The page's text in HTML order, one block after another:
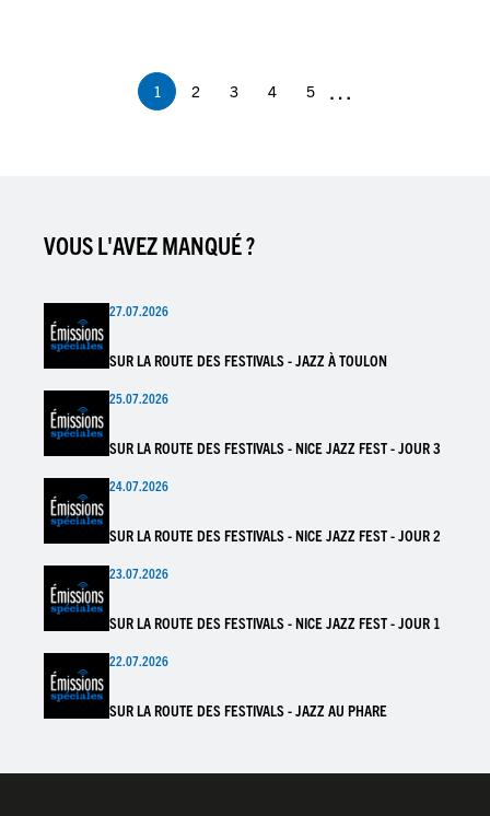
Page
courante
1 Page
2 Page
3 Page
4 Page
5 …
VOUS L'AVEZ MANQUÉ ?
27.07.2026
SUR LA ROUTE DES FESTIVALS - JAZZ À TOULON
25.07.2026
SUR LA ROUTE DES FESTIVALS - NICE JAZZ FEST - JOUR 3
24.07.2026
SUR LA ROUTE DES FESTIVALS - NICE JAZZ FEST - JOUR 2
23.07.2026
SUR LA ROUTE DES FESTIVALS - NICE JAZZ FEST - JOUR 1
22.07.2026
SUR LA ROUTE DES FESTIVALS - JAZZ AU PHARE